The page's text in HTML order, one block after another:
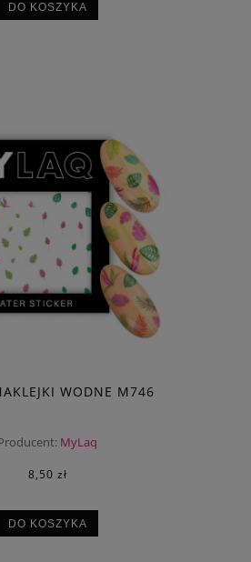
DO KOSZYKA
WODNE M746
MyLaq
8,50 zł
DO KOSZYKA